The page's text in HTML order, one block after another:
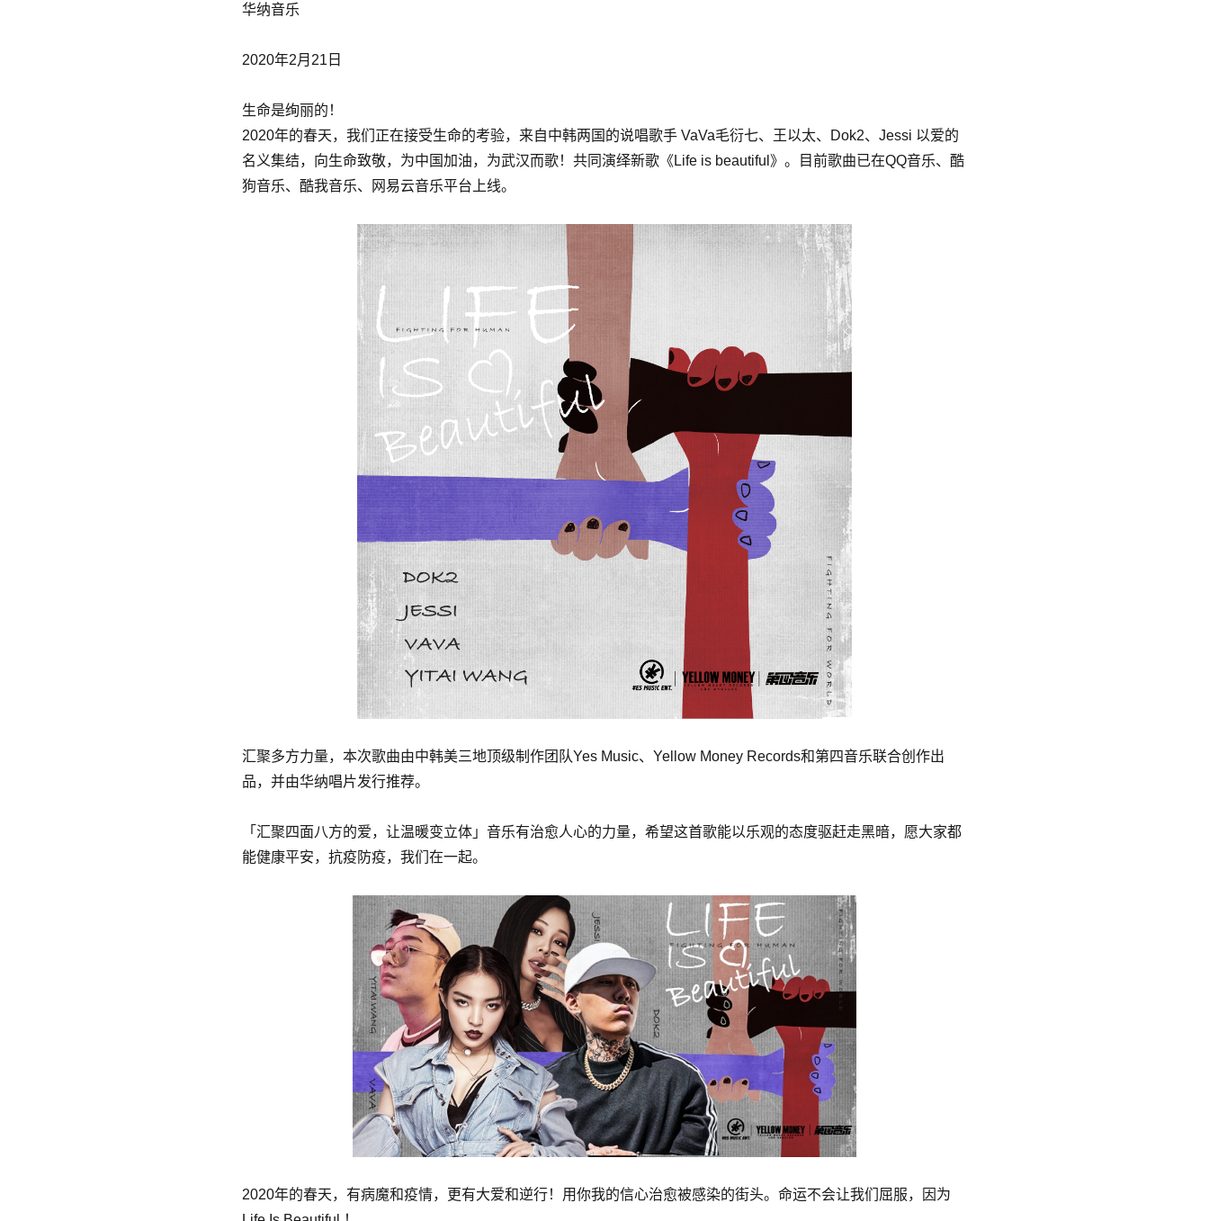
华纳音乐
2020年2月21日
生命是绚丽的！
2020年的春天，我们正在接受生命的考验，来自中韩两国的说唱歌手 VaVa毛衍七、王以太、Dok2、Jessi 以爱的
名义集结，向生命致敬，为中国加油，为武汉而歌！共同演绎新歌《Life is beautiful》。目前歌曲已在QQ音乐、酷
狗音乐、酷我音乐、网易云音乐平台上线。
汇聚多方力量，本次歌曲由中韩美三地顶级制作团队Yes Music、Yellow Money Records和第四音乐联合创作出
品，并由华纳唱片发行推荐。
「汇聚四面八方的爱，让温暖变立体」音乐有治愈人心的力量，希望这首歌能以乐观的态度驱赶走黑暗，愿大家都
能健康平安，抗疫防疫，我们在一起。
2020年的春天，有病魔和疫情，更有大爱和逆行！用你我的信心治愈被感染的街头。命运不会让我们屈服，因为